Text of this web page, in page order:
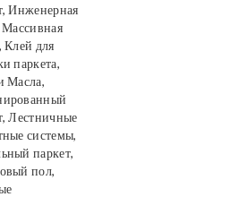
Инженерная
Массивная
Клей для
паркета,
Масла,
Лестничные
системы,
паркет,
пол,